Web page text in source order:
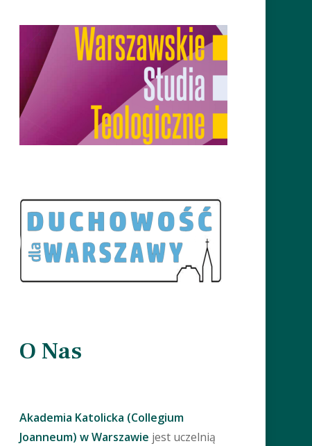
O Nas
Akademia Katolicka (Collegium
Joanneum) w Warszawie jest uczelnią